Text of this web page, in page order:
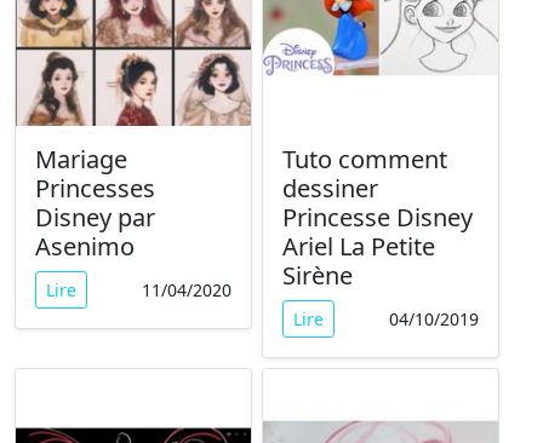
Mariage
Princesses
Disney par
Asenimo
Lire 11/04/2020
Tuto comment
dessiner
Princesse Disney
Ariel La Petite
Sirène
Lire 04/10/2019